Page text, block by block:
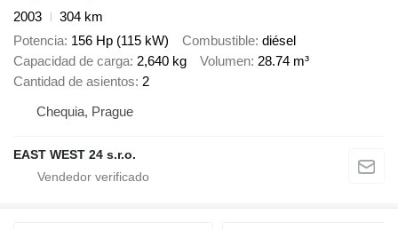
2003
304 km
Potencia 156 Hp (115 kW) Combustible diésel
Capacidad de carga 2,640 kg Volumen 28.74 m³
Cantidad de asientos 2
Chequia, Prague
EAST WEST 24 s.r.o.